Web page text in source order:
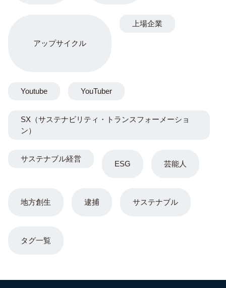
アップサイクル
ESG 芸能人
地方創生 逮捕 サステナブル
上場企業
Youtube YouTuber
SX（サステナビリティ・トランスフォーメーショ
ン）
サステナブル経営
タグ一覧